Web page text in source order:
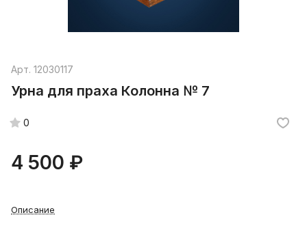
Арт. 12030117
Урна для праха Колонна № 7
0
4 500 ₽
Описание